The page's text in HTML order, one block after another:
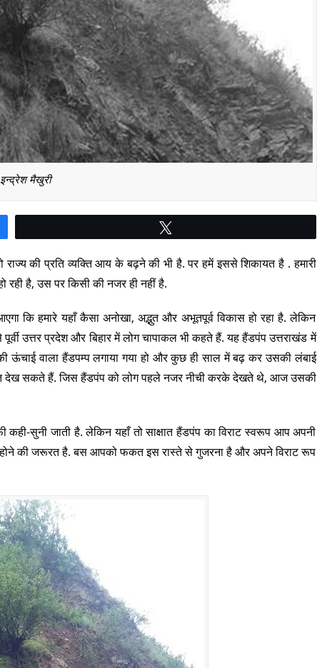
मैखुरी
की प्रति व्यक्ति आय के बढ़ने की भी है. पर हमें इससे शिकायत है . हमारी
रही है, उस पर किसी की नजर ही नहीं है.
कि हमारे यहाँ कैसा अनोखा, अद्भुत और अभूतपूर्व विकास हो रहा है. लेकिन
उत्तर प्रदेश और बिहार में लोग चापाकल भी कहते हैं. यह हैंडपंप उत्तराखंड में
ऊंचाई वाला हैंडपम्प लगाया गया हो और कुछ ही साल में बढ़ कर उसकी लंबाई
देख सकते हैं. जिस हैंडपंप को लोग पहले नजर नीची करके देखते थे, आज उसकी
कही-सुनी जाती है. लेकिन यहाँ तो साक्षात हैंडपंप का विराट स्वरूप आप अपनी
की जरूरत है. बस आपको फकत इस रास्ते से गुजरना है और अपने विराट रूप